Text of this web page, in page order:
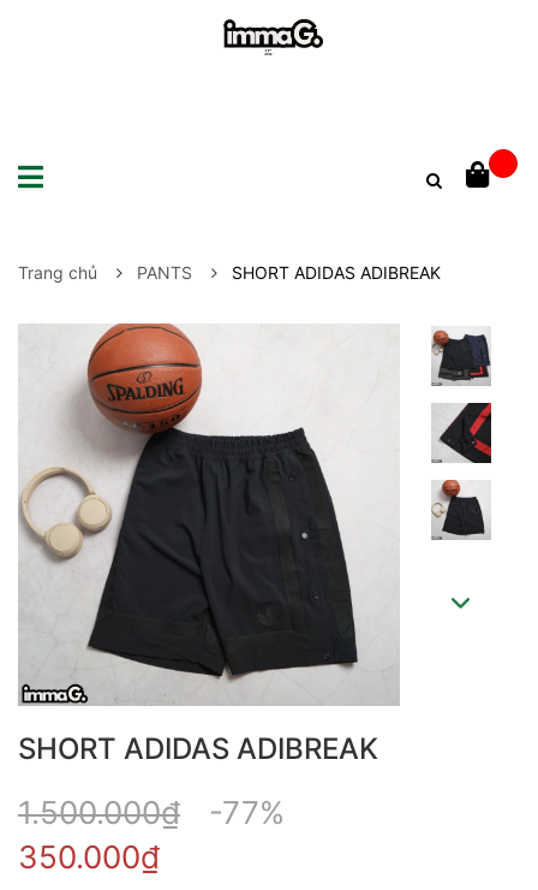
Trang chủ PANTS SHORT ADIDAS ADIBREAK
SHORT ADIDAS ADIBREAK
1.500.000₫
-77%
350.000₫